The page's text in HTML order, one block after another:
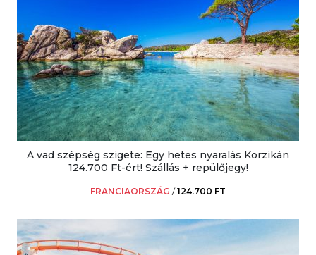
A vad szépség szigete: Egy hetes nyaralás Korzikán
124.700 Ft-ért! Szállás + repülőjegy!
FRANCIAORSZÁG /124.700 FT